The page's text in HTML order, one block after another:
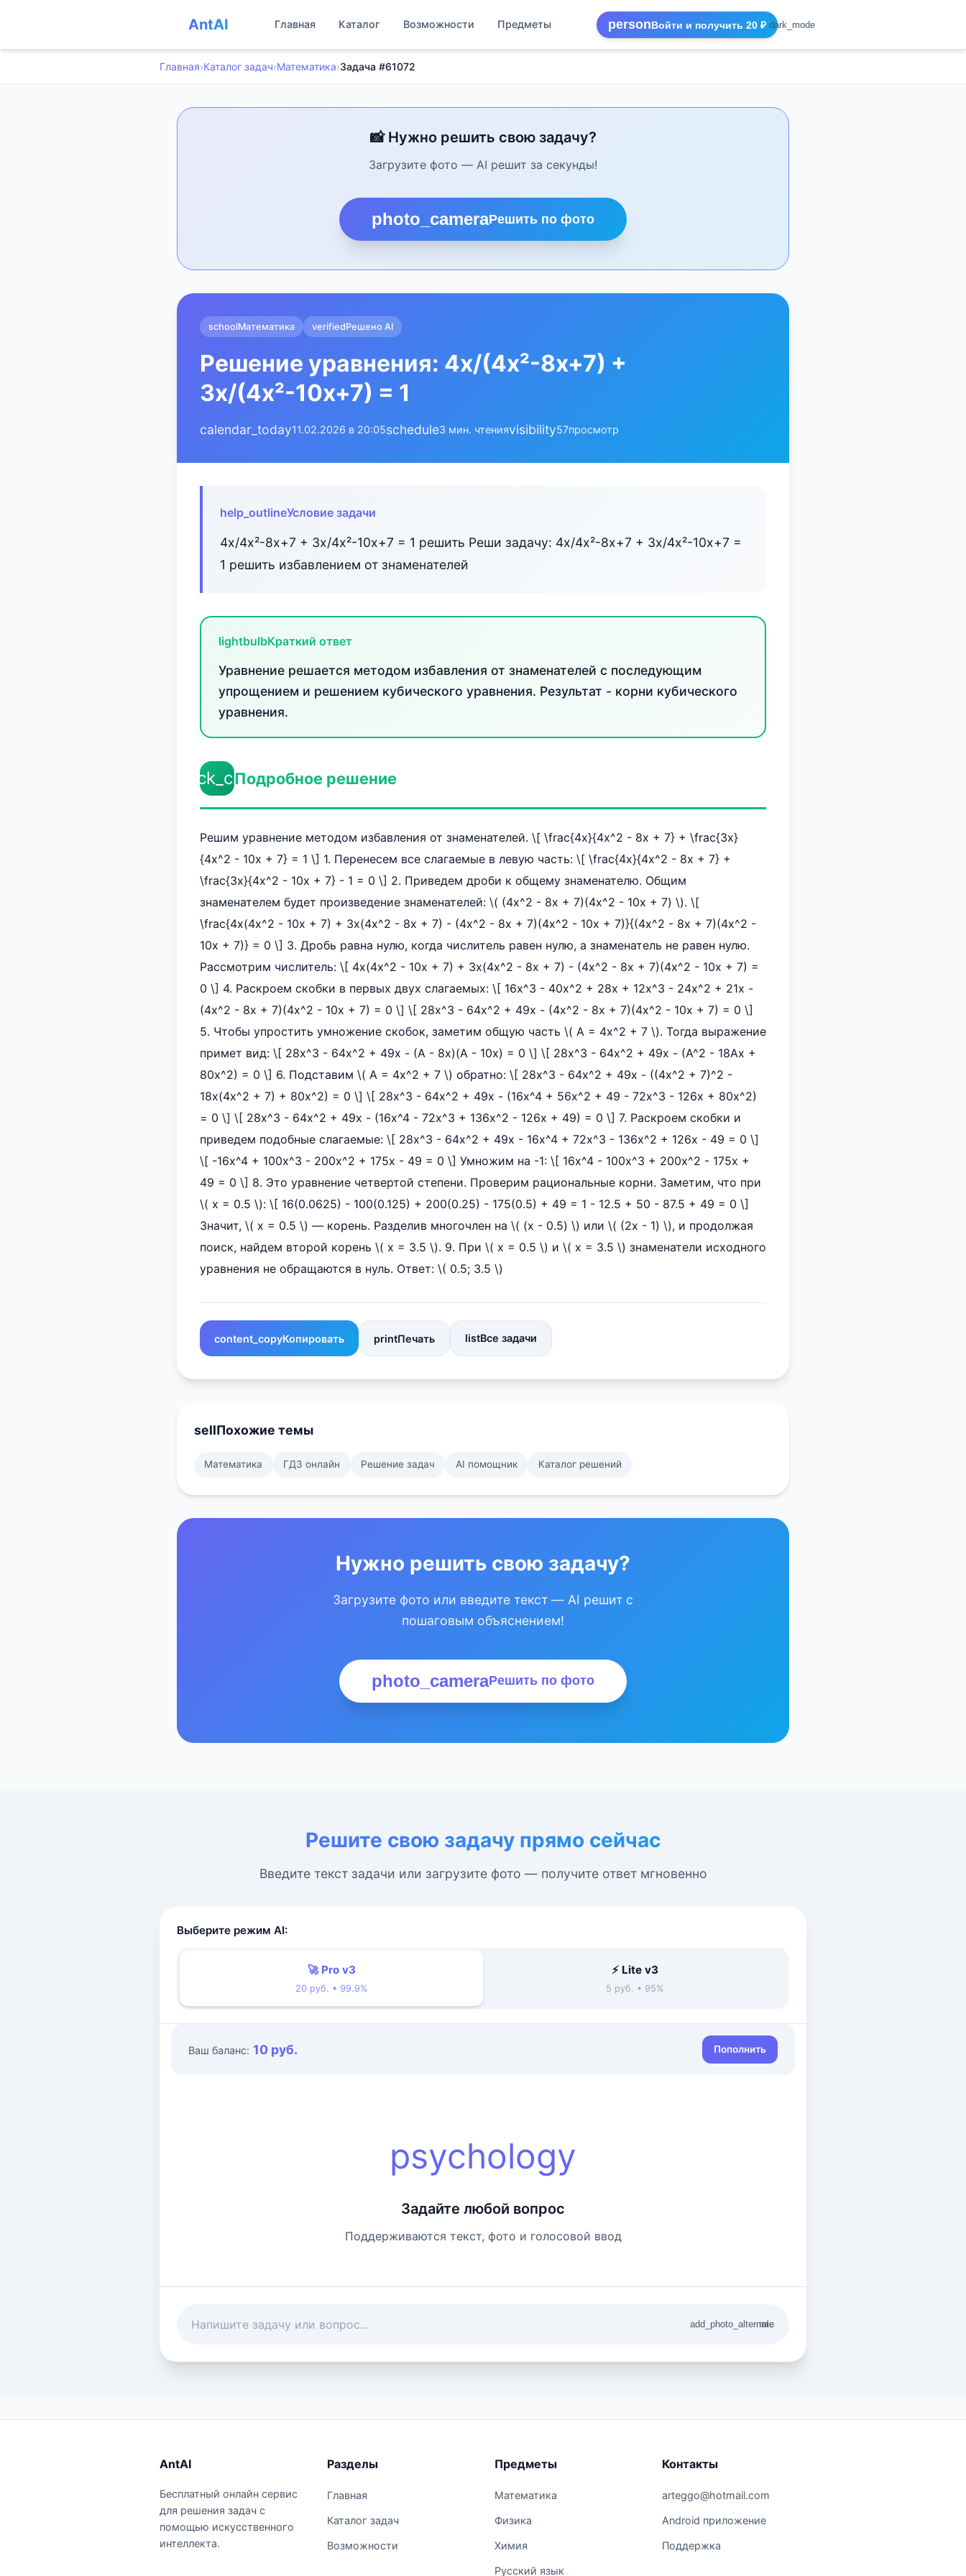
AntAI Главная Каталог Возможности Предметы personВойти и получить 20 ₽ dark_mode
Главная›Каталог задач›Математика›Задача #61072
📸 Нужно решить свою задачу?
Загрузите фото — AI решит за секунды!
photo_cameraРешить по фото
schoolМатематика verifiedРешено AI
Решение уравнения: 4x/(4x²-8x+7) +
3x/(4x²-10x+7) = 1
calendar_today11.02.2026 в 20:05schedule3 мин. чтенияvisibility57просмотр
help_outlineУсловие задачи
4x/4x²-8x+7 + 3x/4x²-10x+7 = 1 решить Реши задачу: 4x/4x²-8x+7 + 3x/4x²-10x+7 =
1 решить избавлением от знаменателей
lightbulbКраткий ответ
Уравнение решается методом избавления от знаменателей с последующим
упрощением и решением кубического уравнения. Результат - корни кубического
уравнения.
check_circleПодробное решение
Решим уравнение методом избавления от знаменателей. \[ \frac{4x}{4x^2 - 8x + 7} + \frac{3x}
{4x^2 - 10x + 7} = 1 \] 1. Перенесем все слагаемые в левую часть: \[ \frac{4x}{4x^2 - 8x + 7} +
\frac{3x}{4x^2 - 10x + 7} - 1 = 0 \] 2. Приведем дроби к общему знаменателю. Общим
знаменателем будет произведение знаменателей: \( (4x^2 - 8x + 7)(4x^2 - 10x + 7) \). \[
\frac{4x(4x^2 - 10x + 7) + 3x(4x^2 - 8x + 7) - (4x^2 - 8x + 7)(4x^2 - 10x + 7)}{(4x^2 - 8x + 7)(4x^2 -
10x + 7)} = 0 \] 3. Дробь равна нулю, когда числитель равен нулю, а знаменатель не равен нулю.
Рассмотрим числитель: \[ 4x(4x^2 - 10x + 7) + 3x(4x^2 - 8x + 7) - (4x^2 - 8x + 7)(4x^2 - 10x + 7) =
0 \] 4. Раскроем скобки в первых двух слагаемых: \[ 16x^3 - 40x^2 + 28x + 12x^3 - 24x^2 + 21x -
(4x^2 - 8x + 7)(4x^2 - 10x + 7) = 0 \] \[ 28x^3 - 64x^2 + 49x - (4x^2 - 8x + 7)(4x^2 - 10x + 7) = 0 \]
5. Чтобы упростить умножение скобок, заметим общую часть \( A = 4x^2 + 7 \). Тогда выражение
примет вид: \[ 28x^3 - 64x^2 + 49x - (A - 8x)(A - 10x) = 0 \] \[ 28x^3 - 64x^2 + 49x - (A^2 - 18Ax +
80x^2) = 0 \] 6. Подставим \( A = 4x^2 + 7 \) обратно: \[ 28x^3 - 64x^2 + 49x - ((4x^2 + 7)^2 -
18x(4x^2 + 7) + 80x^2) = 0 \] \[ 28x^3 - 64x^2 + 49x - (16x^4 + 56x^2 + 49 - 72x^3 - 126x + 80x^2)
= 0 \] \[ 28x^3 - 64x^2 + 49x - (16x^4 - 72x^3 + 136x^2 - 126x + 49) = 0 \] 7. Раскроем скобки и
приведем подобные слагаемые: \[ 28x^3 - 64x^2 + 49x - 16x^4 + 72x^3 - 136x^2 + 126x - 49 = 0 \]
\[ -16x^4 + 100x^3 - 200x^2 + 175x - 49 = 0 \] Умножим на -1: \[ 16x^4 - 100x^3 + 200x^2 - 175x +
49 = 0 \] 8. Это уравнение четвертой степени. Проверим рациональные корни. Заметим, что при
\( x = 0.5 \): \[ 16(0.0625) - 100(0.125) + 200(0.25) - 175(0.5) + 49 = 1 - 12.5 + 50 - 87.5 + 49 = 0 \]
Значит, \( x = 0.5 \) — корень. Разделив многочлен на \( (x - 0.5) \) или \( (2x - 1) \), и продолжая
поиск, найдем второй корень \( x = 3.5 \). 9. При \( x = 0.5 \) и \( x = 3.5 \) знаменатели исходного
уравнения не обращаются в нуль. Ответ: \( 0.5; 3.5 \)
content_copyКопировать printПечать listВсе задачи
sellПохожие темы
Математика ГДЗ онлайн Решение задач AI помощник Каталог решений
Нужно решить свою задачу?
Загрузите фото или введите текст — AI решит с
пошаговым объяснением!
photo_cameraРешить по фото
Решите свою задачу прямо сейчас
Введите текст задачи или загрузите фото — получите ответ мгновенно
Выберите режим AI:
🚀 Pro v3
20 руб. • 99.9%
⚡ Lite v3
5 руб. • 95%
Ваш баланс: 10 руб. Пополнить
psychology
Задайте любой вопрос
Поддерживаются текст, фото и голосовой ввод
add_photo_alternate
mic
AntAI
Бесплатный онлайн сервис
для решения задач с
помощью искусственного
интеллекта.
Разделы
Главная
Каталог задач
Возможности
Предметы
Математика
Физика
Химия
Русский язык
Контакты
arteggo@hotmail.com
Android приложение
Поддержка